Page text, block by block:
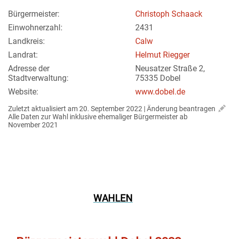
Bürgermeister:
Christoph Schaack
Einwohnerzahl:
2431
Landkreis:
Calw
Landrat:
Helmut Riegger
Adresse der
Stadtverwaltung:
Neusatzer Straße 2,
75335 Dobel
Website:
www.dobel.de
Zuletzt aktualisiert am 20. September 2022 | Änderung beantragen
Alle Daten zur Wahl inklusive ehemaliger Bürgermeister ab
November 2021
WAHLEN